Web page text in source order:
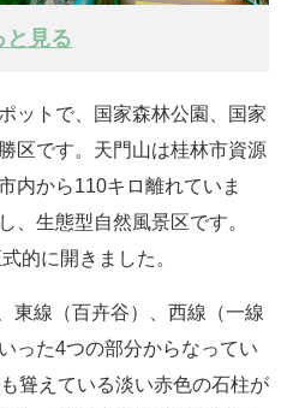
と見る
ットで、国家森林公園、国家
区です。天門山は桂林市資源
内から110キロ離れていま
、生態型自然風景区です。
的に開きました。
東線（百卉谷）、西線（一線
った4つの部分からなってい
聳えている淡い赤色の石柱が